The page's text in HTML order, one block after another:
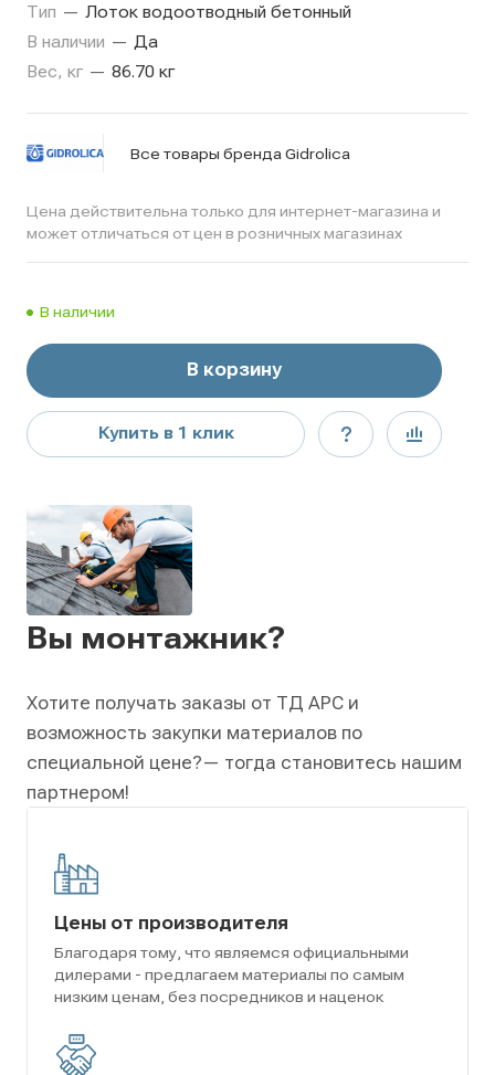
Тип — Лоток водоотводный бетонный
В наличии — Да
Вес, кг — 86.70 кг
Все товары бренда Gidrolica
Цена действительна только для интернет-магазина и
может отличаться от цен в розничных магазинах
В наличии
В корзину
Купить в 1 клик
Вы монтажник?
Хотите получать заказы от ТД АРС и
возможность закупки материалов по
специальной цене?— тогда становитесь нашим
партнером!
Цены от производителя
Благодаря тому, что являемся официальными
дилерами - предлагаем материалы по самым
низким ценам, без посредников и наценок